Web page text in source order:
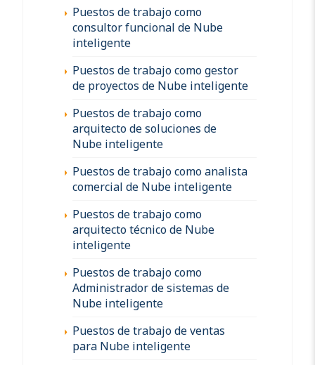
Puestos de trabajo como
consultor funcional de Nube
inteligente
Puestos de trabajo como gestor
de proyectos de Nube inteligente
Puestos de trabajo como
arquitecto de soluciones de
Nube inteligente
Puestos de trabajo como analista
comercial de Nube inteligente
Puestos de trabajo como
arquitecto técnico de Nube
inteligente
Puestos de trabajo como
Administrador de sistemas de
Nube inteligente
Puestos de trabajo de ventas
para Nube inteligente